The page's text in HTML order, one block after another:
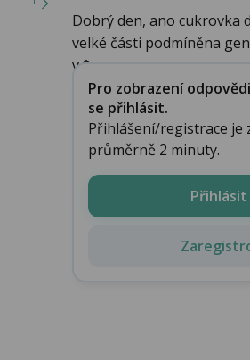
Dobrý den, ano cukrovka
velké části podmíněna
v�...
Pro zobrazení
se přihlásit.
Přihlášení/registrace je
průměrně 2 minuty.
Přihlásit